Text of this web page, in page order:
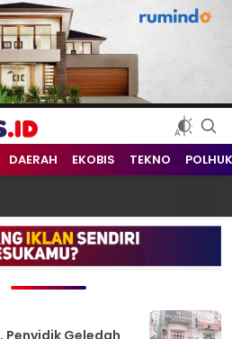
Hari ini dari Indonesia dan Dunia
DAERAH EKOBIS TEKNO
Penyidik Geledah